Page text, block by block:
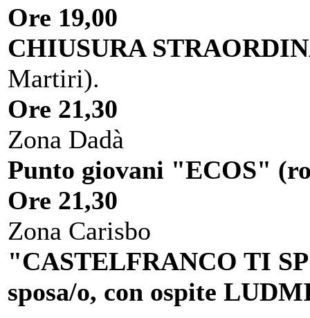
Ore 19,00
CHIUSURA
Martiri).
Ore 21,30
Zona Dadà
Punto giovani "ECOS"
Ore 21,30
Zona Carisbo
"CASTELFRANCO TI
sposa/o, con ospite